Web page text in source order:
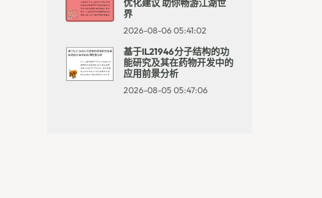
优化建议 助你畅游江湖世
界
2026-08-06 05:41:02
基于IL21946分子结构的功
能研究及其在药物开发中的
应用前景分析
2026-08-05 05:47:06